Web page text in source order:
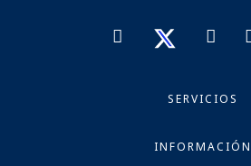
SERVICIOS
INFORMACIÓN